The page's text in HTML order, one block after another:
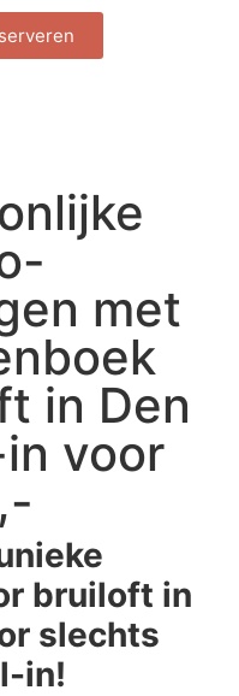
met
in Den
voor
bruiloft in
slechts
in!